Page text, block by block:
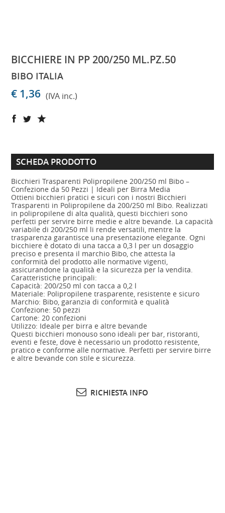
BICCHIERE IN PP 200/250 ML.PZ.50
BIBO ITALIA
€ 1,36 (IVA inc.)
SCHEDA PRODOTTO
Bicchieri Trasparenti Polipropilene 200/250 ml Bibo –
Confezione da 50 Pezzi | Ideali per Birra Media
Ottieni bicchieri pratici e sicuri con i nostri Bicchieri
Trasparenti in Polipropilene da 200/250 ml Bibo. Realizzati
in polipropilene di alta qualità, questi bicchieri sono
perfetti per servire birre medie e altre bevande. La capacità
variabile di 200/250 ml li rende versatili, mentre la
trasparenza garantisce una presentazione elegante. Ogni
bicchiere è dotato di una tacca a 0,3 l per un dosaggio
preciso e presenta il marchio Bibo, che attesta la
conformità del prodotto alle normative vigenti,
assicurandone la qualità e la sicurezza per la vendita.
Caratteristiche principali:
Capacità: 200/250 ml con tacca a 0,2 l
Materiale: Polipropilene trasparente, resistente e sicuro
Marchio: Bibo, garanzia di conformità e qualità
Confezione: 50 pezzi
Cartone: 20 confezioni
Utilizzo: Ideale per birra e altre bevande
Questi bicchieri monouso sono ideali per bar, ristoranti,
eventi e feste, dove è necessario un prodotto resistente,
pratico e conforme alle normative. Perfetti per servire birre
e altre bevande con stile e sicurezza.
RICHIESTA INFO